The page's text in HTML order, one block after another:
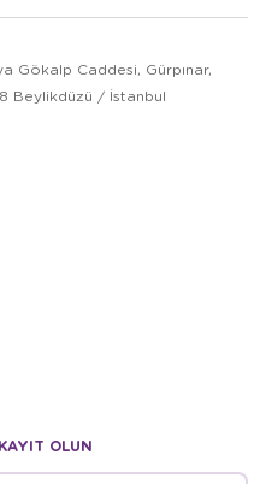
Gökalp Caddesi, Gürpınar,
Beylikdüzü / İstanbul
OLUN